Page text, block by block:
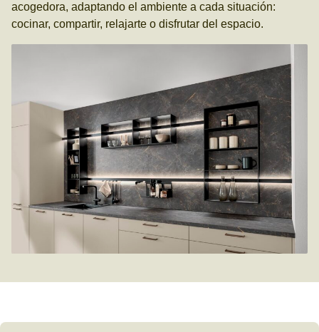
acogedora, adaptando el ambiente a cada situación:
cocinar, compartir, relajarte o disfrutar del espacio.